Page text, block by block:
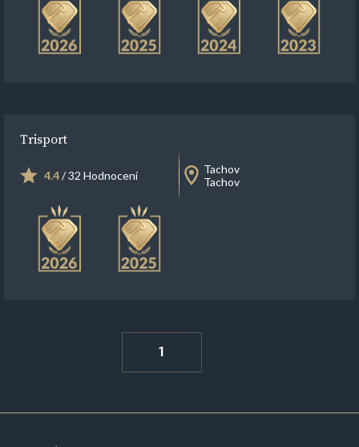
Trisport
4.4/ 32 Hodnocení
Tachov
Tachov
1